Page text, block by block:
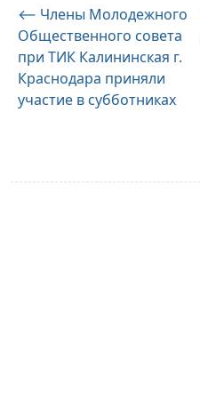
Навигация
по
записям
⟵ Члены Молодежного
Общественного совета
при ТИК Калининская г.
Краснодара приняли
участие в субботниках